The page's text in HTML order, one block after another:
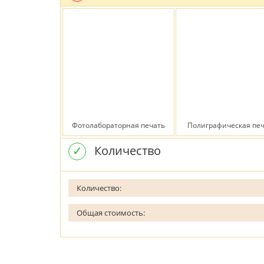
Фотолабораторная печать Полиграфическая
✓ Количество
Количество:
Общая стоимость: